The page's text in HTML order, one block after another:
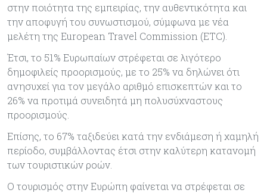
στην ποιότητα της εμπειρίας, την αυθεντικότητα και
την αποφυγή του συνωστισμού, σύμφωνα με νέα
μελέτη της European Travel Commission (ETC).
Έτσι, το 51% Ευρωπαίων στρέφεται σε λιγότερο
δημοφιλείς προορισμούς, με το 25% να δηλώνει ότι
ανησυχεί για τον μεγάλο αριθμό επισκεπτών και το
26% να προτιμά συνειδητά μη πολυσύχναστους
προορισμούς.
Επίσης, το 67% ταξιδεύει κατά την ενδιάμεση ή χαμηλή
περίοδο, συμβάλλοντας έτσι στην καλύτερη κατανομή
των τουριστικών ροών.
Ο τουρισμός στην Ευρώπη φαίνεται να στρέφεται σε